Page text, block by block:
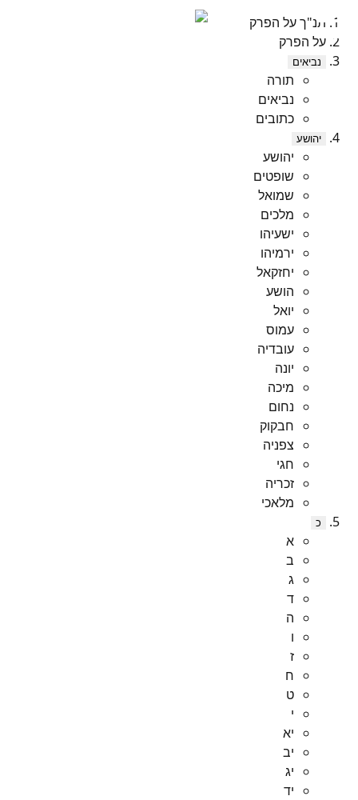
תנ"ך על הפרק
על הפרק
נביאים
תורה
נביאים
כתובים
יהושע
יהושע
שופטים
שמואל
מלכים
ישעיהו
ירמיהו
יחזקאל
הושע
יואל
עמוס
עובדיה
יונה
מיכה
נחום
חבקוק
צפניה
חגי
זכריה
מלאכי
כ
א
ב
ג
ד
ה
ו
ז
ח
ט
י
יא
יב
יג
יד